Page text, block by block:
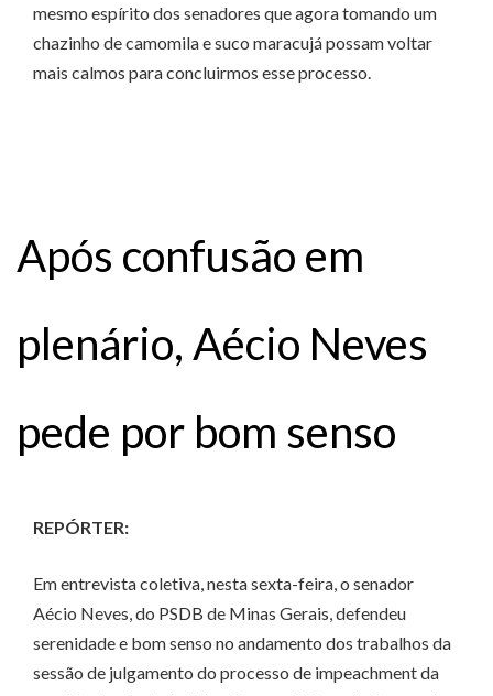
mesmo espírito dos senadores que agora tomando um
chazinho de camomila e suco maracujá possam voltar
mais calmos para concluirmos esse processo.
Após confusão em
plenário, Aécio Neves
pede por bom senso
REPÓRTER:
Em entrevista coletiva, nesta sexta-feira, o senador
Aécio Neves, do PSDB de Minas Gerais, defendeu
serenidade e bom senso no andamento dos trabalhos da
sessão de julgamento do processo de impeachment da